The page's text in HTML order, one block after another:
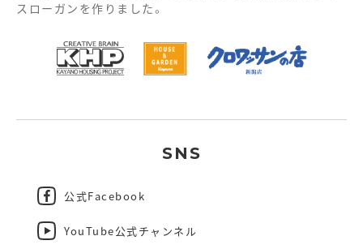
スローガンを作りました。
SNS
公式Facebook
YouTube公式チャンネル